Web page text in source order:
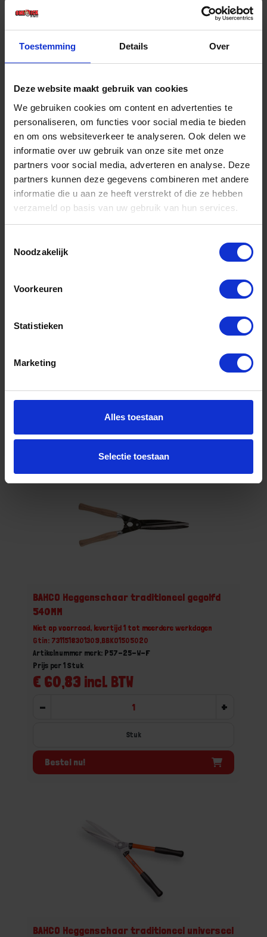
Toestemming Details Over
Deze website maakt gebruik van cookies
We gebruiken cookies om content en advertenties te
personaliseren, om functies voor social media te bieden
en om ons websiteverkeer te analyseren. Ook delen we
informatie over uw gebruik van onze site met onze
partners voor social media, adverteren en analyse. Deze
partners kunnen deze gegevens combineren met andere
informatie die u aan ze heeft verstrekt of die ze hebben
verzameld op basis van uw gebruik van hun services.
Noodzakelijk
Voorkeuren
Statistieken
Marketing
Alles toestaan
Selectie toestaan
€ 48,56 incl. BTW
-
Bestel nu!
Niet op voorraad, levertijd 1 tot meerdere werkdagen
Prijs per 1 Stuk
+
Stuk
BAHCO Heggenschaar traditioneel gegolfd
540MM
Niet op voorraad, levertijd 1 tot meerdere werkdagen
Gtin: 7311518301309,BBKO1505020
Artikelnummer merk: P57-25-W-F
€ 60,83 incl. BTW
Prijs per 1 Stuk
- +
Stuk
Bestel nu!
BAHCO Heggenschaar traditioneel universeel